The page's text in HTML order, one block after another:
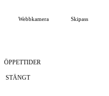
Webbkamera Skipass
ÖPPETTIDER
STÄNGT